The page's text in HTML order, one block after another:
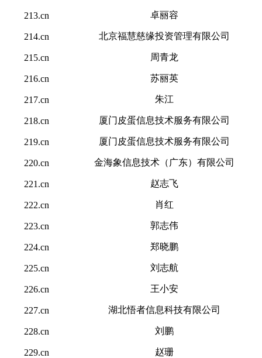
213.cn 卓丽容
214.cn 北京福慧慈缘投资管理有限公司
215.cn 周青龙
216.cn 苏丽英
217.cn 朱江
218.cn 厦门皮蛋信息技术服务有限公司
219.cn 厦门皮蛋信息技术服务有限公司
220.cn 金海象信息技术（广东）有限公司
221.cn 赵志飞
222.cn 肖红
223.cn 郭志伟
224.cn 郑晓鹏
225.cn 刘志航
226.cn 王小安
227.cn 湖北悟者信息科技有限公司
228.cn 刘鹏
229.cn 赵珊